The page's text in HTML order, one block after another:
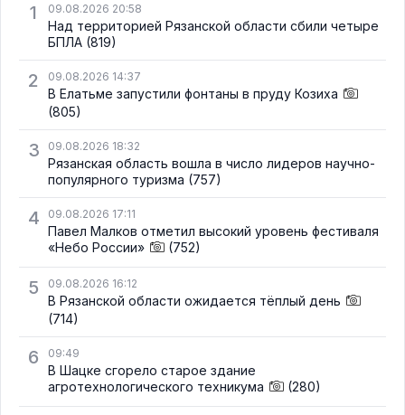
1
09.08.2026 20:58
Над территорией Рязанской области сбили четыре
БПЛА (819)
2 09.08.2026 14:37
В Елатьме запустили фонтаны в пруду Козиха
(805)
3 09.08.2026 18:32
Рязанская область вошла в число лидеров научно-
популярного туризма (757)
4 09.08.2026 17:11
Павел Малков отметил высокий уровень фестиваля
«Небо России»
(752)
5 09.08.2026 16:12
В Рязанской области ожидается тёплый день
(714)
6 09:49
В Шацке сгорело старое здание
агротехнологического техникума
(280)